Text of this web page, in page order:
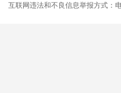
互联网违法和不良信息举报方式：